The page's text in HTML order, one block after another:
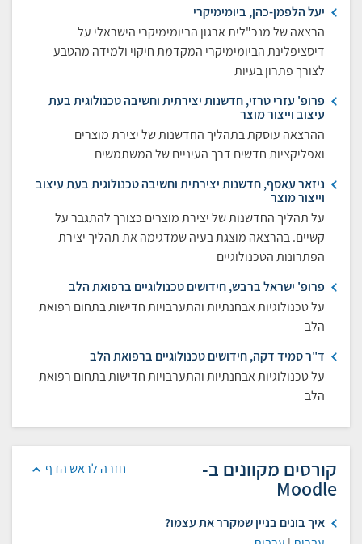
יעל הלפמן-כהן, ביומימיקרי
הרצאה של מנכ"לית ארגון הביומימיקרי הישראלי על
דיסציפלינת הביומימיקרי המקדמת חיקוי ולמידה מהטבע
לצורך פתרון בעיות
פרופ' עזרי טרזי, חדשנות יצירתית וחשיבה טכנולוגית בעת
עיצוב וייצור מוצר
ההרצאה עוסקת בתהליך החדשנות של יצירת מוצרים
ואפליקציות חדשים דרך העיניים של המשתמשים
ניזאר עאסף, חדשנות יצירתית וחשיבה טכנולוגית בעת עיצוב
וייצור מוצר
על תהליך החדשנות של יצירת מוצרים כצורך להתגבר על
קשיים. בהרצאה מוצגת בעיה שמדגימה את תהליך יצירת
הפתרונות הטכנולוגיים
פרופ' ישראל ברבש, חידושים טכנולוגיים ברפואת הלב
על טכנולוגיות אבחנתיות והתערבויות חדישות בתחום רפואת
הלב
ד"ר סמיד דקה, חידושים טכנולוגיים ברפואת הלב
על טכנולוגיות אבחנתיות והתערבויות חדישות בתחום רפואת
הלב
חזרה לראש הדף קורסים מקוונים ב-
Moodle
איך בונים בניין שמקרר את עצמו?